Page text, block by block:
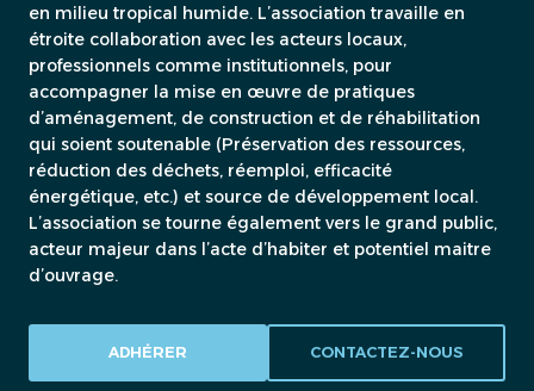
en milieu tropical humide. L’association travaille en
étroite collaboration avec les acteurs locaux,
professionnels comme institutionnels, pour
accompagner la mise en œuvre de pratiques
d’aménagement, de construction et de réhabilitation
qui soient soutenable (Préservation des ressources,
réduction des déchets, réemploi, efficacité
énergétique, etc.) et source de développement local.
L’association se tourne également vers le grand public,
acteur majeur dans l’acte d’habiter et potentiel maitre
d’ouvrage.
ADHÉRER CONTACTEZ-NOUS